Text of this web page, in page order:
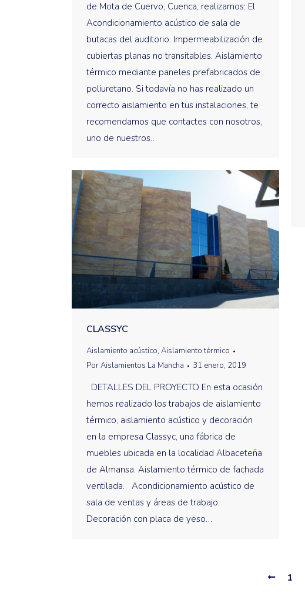
de Mota de Cuervo, Cuenca, realizamos: El
Acondicionamiento acústico de sala de
butacas del auditorio. Impermeabilización de
cubiertas planas no transitables. Aislamiento
térmico mediante paneles prefabricados de
poliuretano. Si todavía no has realizado un
correcto aislamiento en tus instalaciones, te
recomendamos que contactes con nosotros,
uno de nuestros…
CLASSYC
Aislamiento acústico, Aislamiento térmico
PorAislamientos La Mancha 31 enero, 2019
DETALLES DEL PROYECTO En esta ocasión
hemos realizado los trabajos de aislamiento
térmico, aislamiento acústico y decoración
en la empresa Classyc, una fábrica de
muebles ubicada en la localidad Albaceteña
de Almansa. Aislamiento térmico de fachada
ventilada. Acondicionamiento acústico de
sala de ventas y áreas de trabajo.
Decoración con placa de yeso…
1